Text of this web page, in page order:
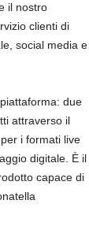
il nostro
clienti di
social media e
due
attraverso il
i formati live
digitale. È il
capace di